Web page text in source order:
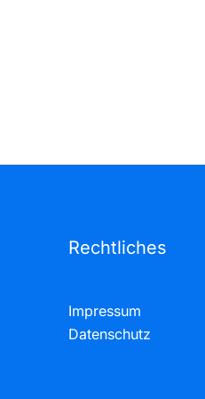
Rechtliches
Impressum
Datenschutz